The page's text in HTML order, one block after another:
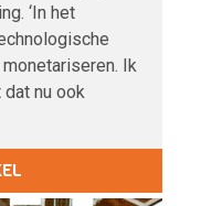
‘In het
Ik
nu ook